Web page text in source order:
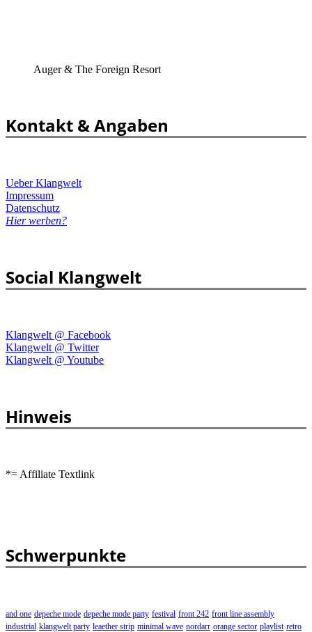
Auger & The Foreign Resort
Kontakt & Angaben
Ueber Klangwelt
Impressum
Datenschutz
Hier werben?
Social Klangwelt
Klangwelt @ Facebook
Klangwelt @ Twitter
Klangwelt @ Youtube
Hinweis
*= Affiliate Textlink
Schwerpunkte
and one depeche mode depeche mode party festival front 242 front line assembly
industrial klangwelt party leaether strip minimal wave nordarr orange sector playlist retro